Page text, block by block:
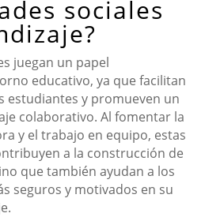
sociales
juegan un papel
educativo, ya que facilitan
estudiantes y promueven un
colaborativo. Al fomentar la
y el trabajo en equipo, estas
a la construcción de
que también ayudan a los
seguros y motivados en su